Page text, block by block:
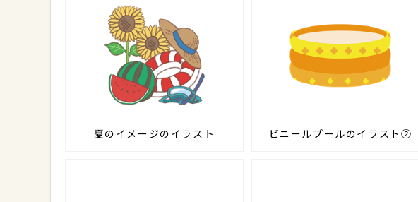
夏のイメージのイラスト ビニールプールのイラスト②